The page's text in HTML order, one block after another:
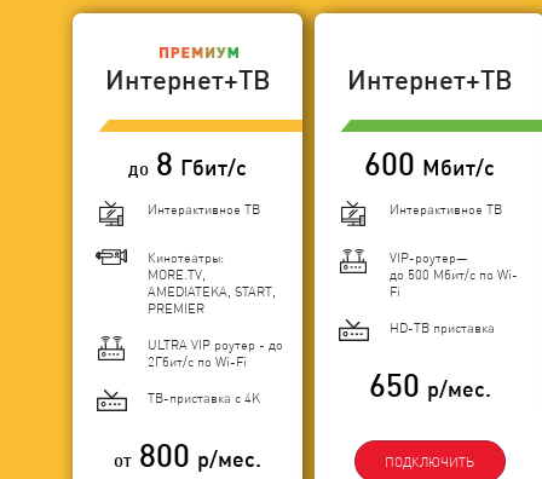
Интернет+ТВ
до 8 Гбит/с
Интерактивное ТВ
Кинотеатры:
MORE.TV,
AMEDIATEKA, START,
PREMIER
ULTRA VIP роутер - до
2Гбит/c по Wi-Fi
ТВ-приставка с 4K
от 800 р/мес.
Интернет+ТВ
600 Мбит/с
Интерактивное ТВ
VIP-роутер—
до 500 Мбит/с по Wi-
Fi
HD-ТВ приставка
650 р/мес.
ПОДКЛЮЧИТЬ